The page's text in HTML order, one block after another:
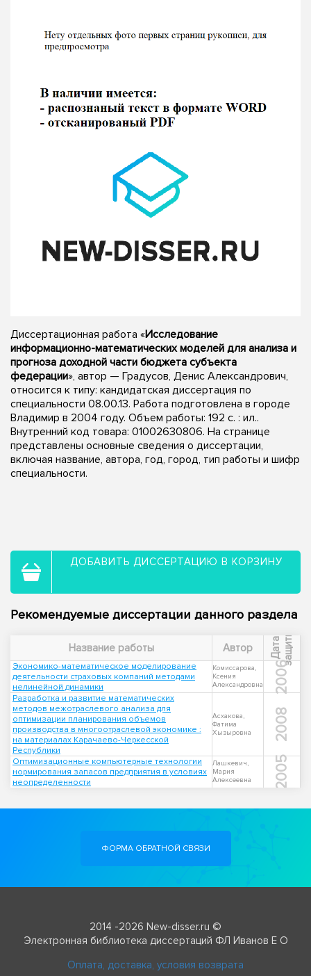
Диссертационная работа «Исследование
информационно-математических моделей для анализа и
прогноза доходной части бюджета субъекта
федерации», автор — Градусов, Денис Александрович,
относится к типу: кандидатская диссертация по
специальности 08.00.13. Работа подготовлена в городе
Владимир в 2004 году. Объем работы: 192 с. : ил..
Внутренний код товара: 01002630806. На странице
представлены основные сведения о диссертации,
включая название, автора, год, город, тип работы и шифр
специальности.
ДОБАВИТЬ ДИССЕРТАЦИЮ В КОРЗИНУ
Рекомендуемые диссертации данного раздела
Название работы Автор Д
а
т
а
з
а
щ
и
т ы
Экономико-математическое моделирование
деятельности страховых компаний методами
нелинейной динамики
Комиссарова,
Ксения
Александровна
2006
Разработка и развитие математических
методов межотраслевого анализа для
оптимизации планирования объемов
производства в многоотраслевой экономике :
на материалах Карачаево-Черкесской
Республики
Асхакова,
Фатима
Хызыровна
2008
Оптимизационные компьютерные технологии
нормирования запасов предприятия в условиях
неопределенности
Лашкевич,
Мария
Алексеевна
2005
ФОРМА ОБРАТНОЙ СВЯЗИ
2014 -2026 New-disser.ru ©
Электронная библиотека диссертаций ФЛ Иванов Е О
Оплата, доставка, условия возврата